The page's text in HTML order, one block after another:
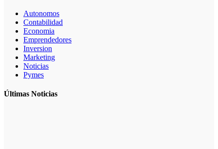
Autonomos
Contabilidad
Economia
Emprendedores
Inversion
Marketing
Noticias
Pymes
Últimas Noticias